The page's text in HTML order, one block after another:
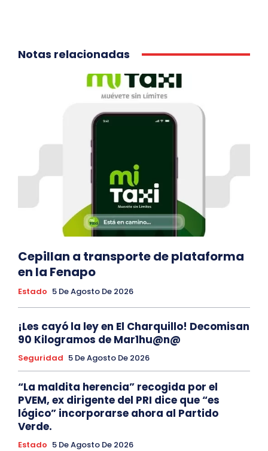
Notas relacionadas
Cepillan a transporte de plataforma
en la Fenapo
Estado 5 De Agosto De 2026
¡Les cayó la ley en El Charquillo! Decomisan
90 Kilogramos de Mar1hu@n@
Seguridad 5 De Agosto De 2026
“La maldita herencia” recogida por el
PVEM, ex dirigente del PRI dice que “es
lógico” incorporarse ahora al Partido
Verde.
Estado 5 De Agosto De 2026